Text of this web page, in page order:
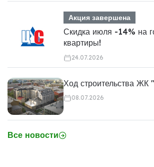
Акция завершена
Скидка июля -14% на
квартиры!
24.07.2026
Ход строительства ЖК
08.07.2026
Все новости